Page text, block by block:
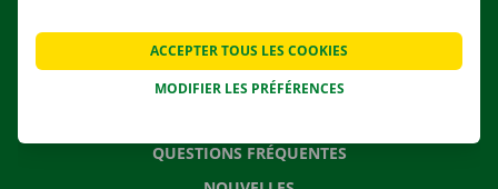
QUESTIONS FRÉQUENTES
MODIFIER LES PRÉFÉRENCES
ACCEPTER TOUS LES COOKIES